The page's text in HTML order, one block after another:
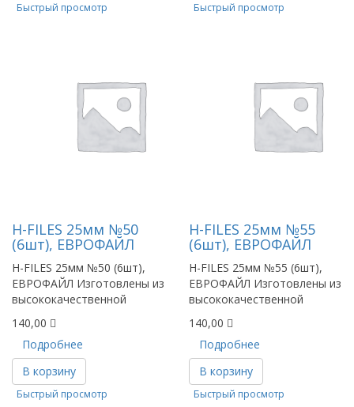
Быстрый просмотр
Н-FILES 25мм №50
(6шт), ЕВРОФАЙЛ
H-FILES 25мм №50 (6шт),
ЕВРОФАЙЛ Изготовлены из
высококачественной
140,00
Подробнее
В корзину
Быстрый просмотр
Н-FILES 25мм №55
(6шт), ЕВРОФАЙЛ
H-FILES 25мм №55 (6шт),
ЕВРОФАЙЛ Изготовлены из
высококачественной
140,00
Подробнее
В корзину
Быстрый просмотр Быстрый просмотр